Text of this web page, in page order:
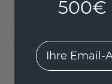
500€
EMail